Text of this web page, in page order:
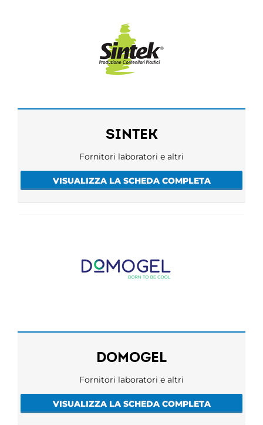
SINTEK
Fornitori laboratori e altri
VISUALIZZA LA SCHEDA COMPLETA
DOMOGEL
Fornitori laboratori e altri
VISUALIZZA LA SCHEDA COMPLETA